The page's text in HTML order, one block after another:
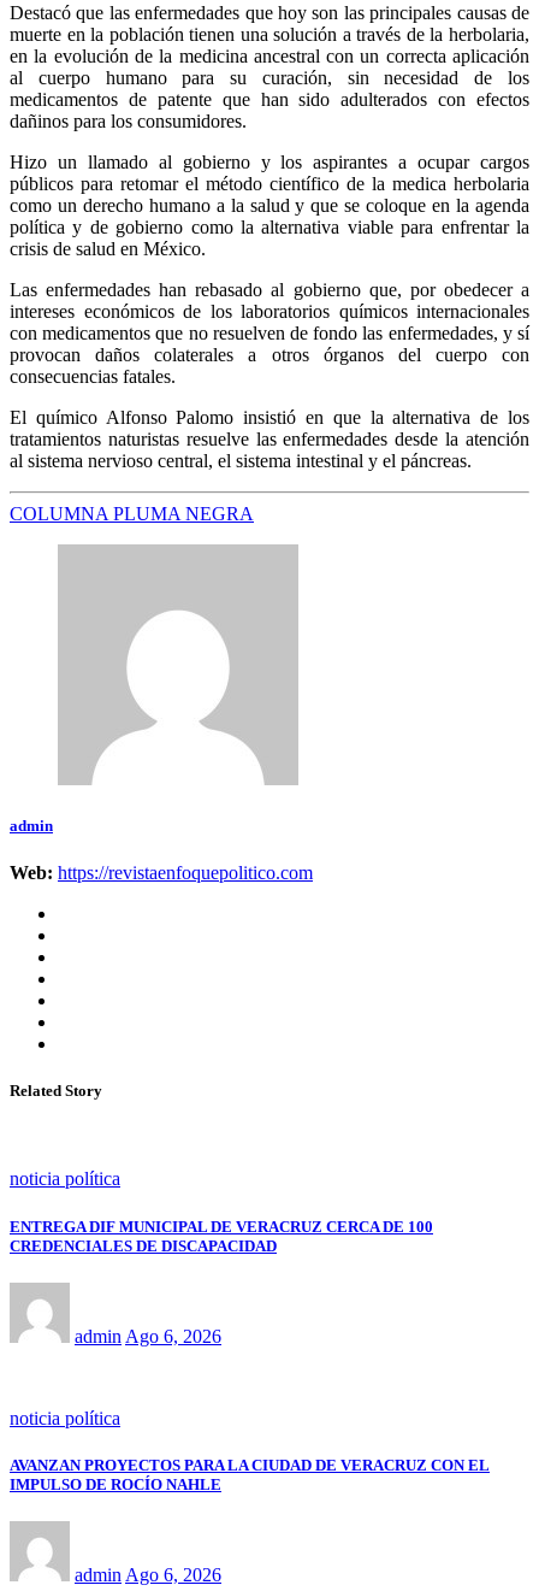
Destacó que las enfermedades que hoy son las principales causas de
muerte en la población tienen una solución a través de la herbolaria,
en la evolución de la medicina ancestral con un correcta aplicación
al cuerpo humano para su curación, sin necesidad de los
medicamentos de patente que han sido adulterados con efectos
dañinos para los consumidores.
Hizo un llamado al gobierno y los aspirantes a ocupar cargos
públicos para retomar el método científico de la medica herbolaria
como un derecho humano a la salud y que se coloque en la agenda
política y de gobierno como la alternativa viable para enfrentar la
crisis de salud en México.
Las enfermedades han rebasado al gobierno que, por obedecer a
intereses económicos de los laboratorios químicos internacionales
con medicamentos que no resuelven de fondo las enfermedades, y sí
provocan daños colaterales a otros órganos del cuerpo con
consecuencias fatales.
El químico Alfonso Palomo insistió en que la alternativa de los
tratamientos naturistas resuelve las enfermedades desde la atención
al sistema nervioso central, el sistema intestinal y el páncreas.
COLUMNA PLUMA NEGRA
admin
Web: https://revistaenfoquepolitico.com
Related Story
noticia política
ENTREGA DIF MUNICIPAL DE VERACRUZ CERCA DE 100
CREDENCIALES DE DISCAPACIDAD
admin Ago 6, 2026
noticia política
AVANZAN PROYECTOS PARA LA CIUDAD DE VERACRUZ CON EL
IMPULSO DE ROCÍO NAHLE
admin Ago 6, 2026